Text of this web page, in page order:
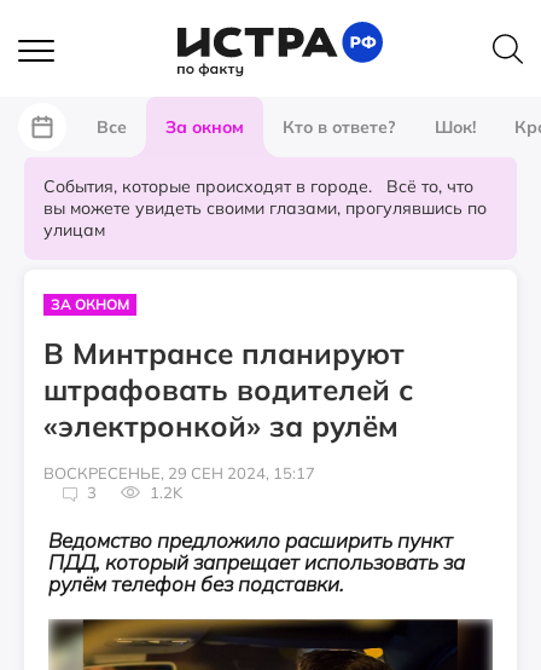
Все За окном Кто в ответе? Шок!
События, которые происходят в городе. Всё то, что
вы можете увидеть своими глазами, прогулявшись по
улицам
ЗА ОКНОМ
В Минтрансе планируют
штрафовать водителей с
«электронкой» за рулём
ВОСКРЕСЕНЬЕ, 29 СЕН 2024, 15:17
3
1.2K
Ведомство предложило расширить пункт
ПДД, который запрещает использовать за
рулём телефон без подставки.